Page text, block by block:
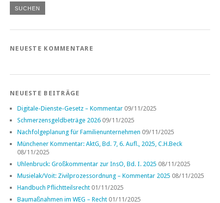
NEUESTE KOMMENTARE
NEUESTE BEITRÄGE
Digitale-Dienste-Gesetz – Kommentar 09/11/2025
Schmerzensgeldbeträge 2026 09/11/2025
Nachfolgeplanung für Familienunternehmen 09/11/2025
Münchener Kommentar: AktG, Bd. 7, 6. Aufl., 2025, C.H.Beck
08/11/2025
Uhlenbruck: Großkommentar zur InsO, Bd. I. 2025 08/11/2025
Musielak/Voit: Zivilprozessordnung – Kommentar 2025 08/11/2025
Handbuch Pflichtteilsrecht 01/11/2025
Baumaßnahmen im WEG – Recht 01/11/2025